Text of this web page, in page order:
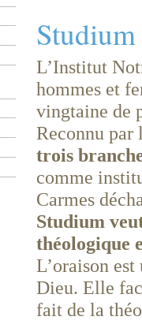
L’Institut
hommes et
vingtaine de
Reconnu par
trois
comme
Carmes
Studium
théologique
L’oraison
Dieu. Elle
fait de la